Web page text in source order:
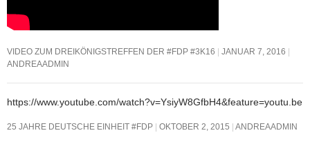
VIDEO ZUM DREIKÖNIGSTREFFEN DER #FDP #3K16
JANUAR 7, 2016
ANDREAADMIN
https://www.youtube.com/watch?v=YsiyW8GfbH4&feature=youtu.be
25 JAHRE DEUTSCHE EINHEIT #FDP OKTOBER 2, 2015 ANDREAADMIN